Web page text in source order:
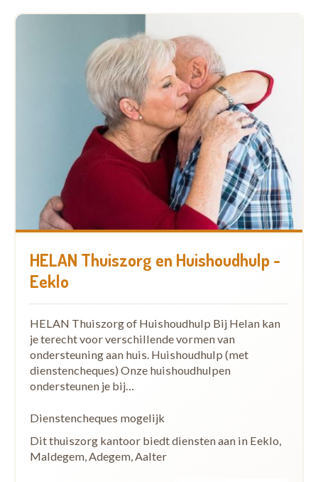
HELAN Thuiszorg en Huishoudhulp -
Eeklo
HELAN Thuiszorg of Huishoudhulp Bij Helan kan
je terecht voor verschillende vormen van
ondersteuning aan huis. Huishoudhulp (met
dienstencheques) Onze huishoudhulpen
ondersteunen je bij…
Dienstencheques mogelijk
Dit thuiszorg kantoor biedt diensten aan in Eeklo,
Maldegem, Adegem, Aalter